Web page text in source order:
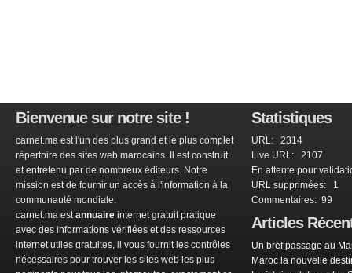
Bienvenue sur notre site !
carnet.ma est l'un des plus grand et le plus complet
répertoire des sites web marocains. Il est construit
et entretenu par de nombreux éditeurs. Notre
mission est de fournir un accès à l'information à la
communauté mondiale.
carnet.ma estannuaire internet gratuit pratique
avec des informations vérifiées et des ressources
internet utiles gratuites, il vous fournit les contrôles
nécessaires pour trouver les sites web les plus
Statistiques
URL: 2314
Live URL: 2107
En attente pour
URL supprimées: 1
Commentaires: 99
Articles
Un bref passage au
Maroc la nouvelle